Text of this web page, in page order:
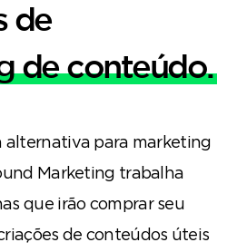
de
de conteúdo.
alternativa para marketing
Marketing trabalha
que irão comprar seu
de conteúdos úteis